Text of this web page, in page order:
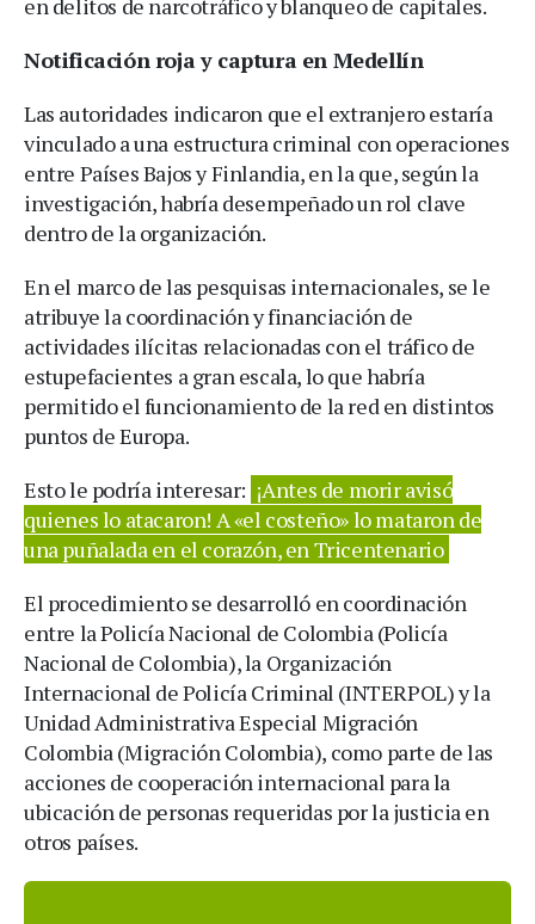
en delitos de narcotráfico y blanqueo de capitales.
Notificación roja y captura en Medellín
Las autoridades indicaron que el extranjero estaría
vinculado a una estructura criminal con operaciones
entre Países Bajos y Finlandia, en la que, según la
investigación, habría desempeñado un rol clave
dentro de la organización.
En el marco de las pesquisas internacionales, se le
atribuye la coordinación y financiación de
actividades ilícitas relacionadas con el tráfico de
estupefacientes a gran escala, lo que habría
permitido el funcionamiento de la red en distintos
puntos de Europa.
Esto le podría interesar: ¡Antes de morir avisó
quienes lo atacaron! A «el costeño» lo mataron de
una puñalada en el corazón, en Tricentenario
El procedimiento se desarrolló en coordinación
entre la Policía Nacional de Colombia (Policía
Nacional de Colombia), la Organización
Internacional de Policía Criminal (INTERPOL) y la
Unidad Administrativa Especial Migración
Colombia (Migración Colombia), como parte de las
acciones de cooperación internacional para la
ubicación de personas requeridas por la justicia en
otros países.